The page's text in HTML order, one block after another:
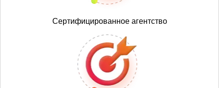
Сертифицированное агентство